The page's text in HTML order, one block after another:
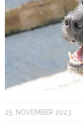
25. NOVEMBER 2023